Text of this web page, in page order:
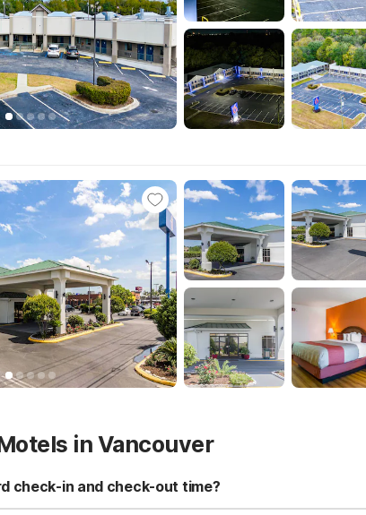
in Vancouver
check-in and check-out time?
at 3:00 PM, and check-out is at 11:00 AM. Early check-